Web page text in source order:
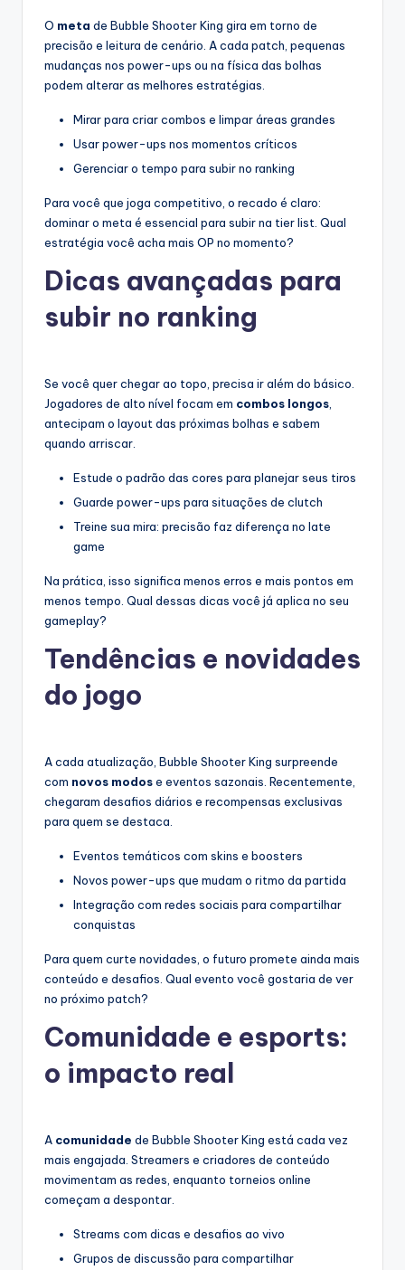
O meta de Bubble Shooter King gira em torno de
precisão e leitura de cenário. A cada patch, pequenas
mudanças nos power-ups ou na física das bolhas
podem alterar as melhores estratégias.
Mirar para criar combos e limpar áreas grandes
Usar power-ups nos momentos críticos
Gerenciar o tempo para subir no ranking
Para você que joga competitivo, o recado é claro:
dominar o meta é essencial para subir na tier list. Qual
estratégia você acha mais OP no momento?
Dicas avançadas para
subir no ranking
Se você quer chegar ao topo, precisa ir além do básico.
Jogadores de alto nível focam em combos longos
antecipam o layout das próximas bolhas e sabem
quando arriscar.
Estude o padrão das cores para planejar seus tiros
Guarde power-ups para situações de clutch
Treine sua mira: precisão faz diferença no late
game
Na prática, isso significa menos erros e mais pontos em
menos tempo. Qual dessas dicas você já aplica no seu
gameplay?
Tendências e novidades
do jogo
A cada atualização, Bubble Shooter King surpreende
com novos modose eventos sazonais. Recentemente,
chegaram desafios diários e recompensas exclusivas
para quem se destaca.
Eventos temáticos com skins e boosters
Novos power-ups que mudam o ritmo da partida
Integração com redes sociais para compartilhar
conquistas
Para quem curte novidades, o futuro promete ainda mais
conteúdo e desafios. Qual evento você gostaria de ver
no próximo patch?
Comunidade e esports:
o impacto real
A comunidade de Bubble Shooter King está cada vez
mais engajada. Streamers e criadores de conteúdo
movimentam as redes, enquanto torneios online
começam a despontar.
Streams com dicas e desafios ao vivo
Grupos de discussão para compartilhar